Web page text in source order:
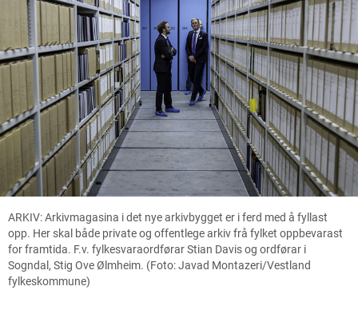
ARKIV: Arkivmagasina i det nye arkivbygget er i ferd med å fyllast
opp. Her skal både private og offentlege arkiv frå fylket oppbevarast
for framtida. F.v. fylkesvaraordførar Stian Davis og ordførar i
Sogndal, Stig Ove Ølmheim. (Foto: Javad Montazeri/Vestland
fylkeskommune)